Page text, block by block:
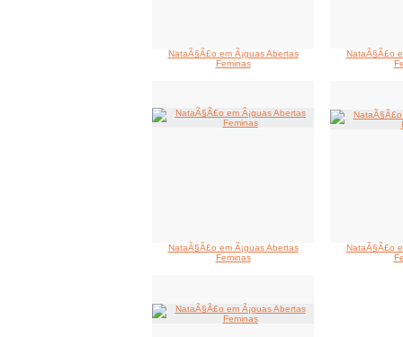
NataÃ§Ã£o em Ã¡guas Abertas
Feminas
NataÃ§Ã£o
NataÃ§Ã£o em Ã¡guas Abertas
Feminas
NataÃ§Ã£o